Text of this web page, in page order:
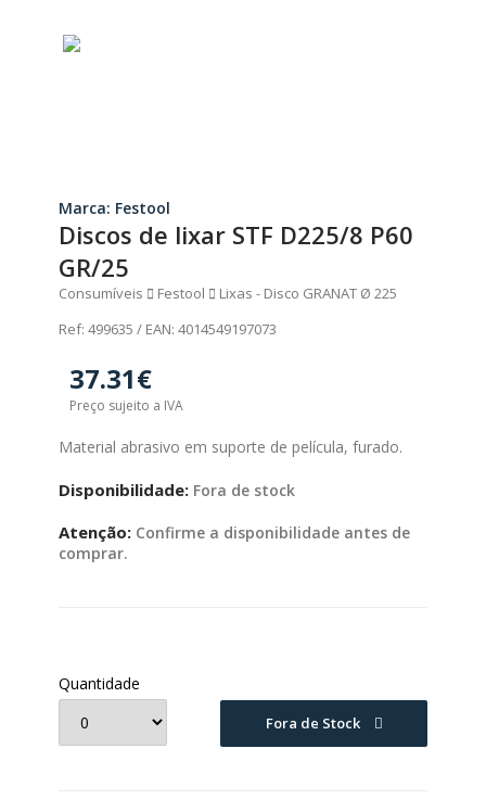
Marca: Festool
Discos de lixar STF D225/8 P60
GR/25
Consumíveis Festool
Lixas - Disco GRANAT Ø 225
Ref: 499635 / EAN: 4014549197073
37.31€
Preço sujeito a IVA
Material abrasivo em suporte de película, furado.
Disponibilidade: Fora de stock
Atenção: Confirme a disponibilidade antes de
comprar.
Quantidade
Fora de Stock